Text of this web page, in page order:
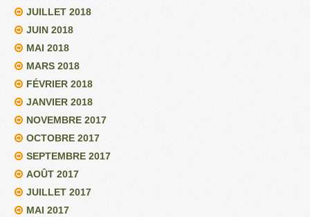
JUILLET 2018
JUIN 2018
MAI 2018
MARS 2018
FÉVRIER 2018
JANVIER 2018
NOVEMBRE 2017
OCTOBRE 2017
SEPTEMBRE 2017
AOÛT 2017
JUILLET 2017
MAI 2017